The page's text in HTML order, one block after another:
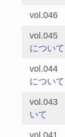
vol.046
vol.045
について
vol.044
について
vol.043
いて